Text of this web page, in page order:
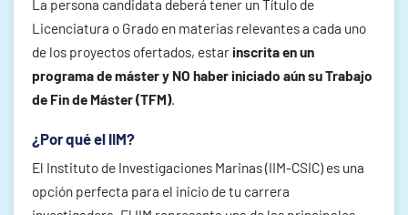
La persona candidata deberá tener un Título de
Licenciatura o Grado en materias relevantes a cada uno
de los proyectos ofertados, estarinscrita en un
programa de máster y NO haber iniciado aún su Trabajo
de Fin de Máster (TFM).
¿Por qué el IIM?
El Instituto de Investigaciones Marinas (IIM-CSIC) es una
opción perfecta para el inicio de tu carrera